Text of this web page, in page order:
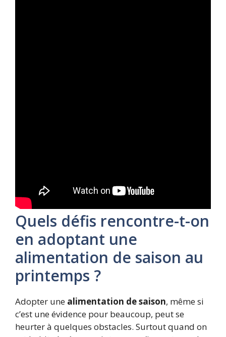
Quels défis rencontre-t-on
en adoptant une
alimentation de saison au
printemps ?
Adopter une alimentation de saison, même si
c’est une évidence pour beaucoup, peut se
heurter à quelques obstacles. Surtout quand on